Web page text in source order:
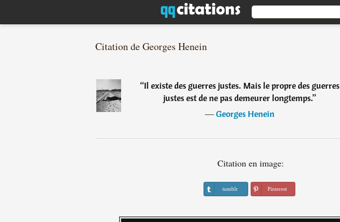
Citation de Georges Henein
“Il existe des guerres justes. Mais le propre des guerres
justes est de ne pas demeurer longtemps.”
―Georges Henein
Citation en image:
tumblr Pinterest